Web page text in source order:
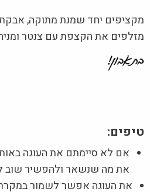
מקציפים יחד שמנת מתוקה, אבקת
מזלפים את הקצפת עם צנטר
טיפים:
אם לא סיימתם את העוגה
את מה שנשאר ולהפשיר שוב
את העוגה אפשר לשמור